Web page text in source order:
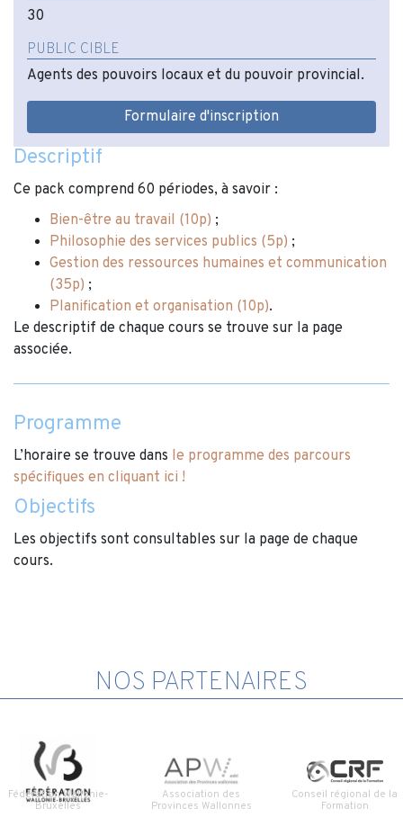
30
PUBLIC CIBLE
Agents des pouvoirs locaux et du pouvoir provincial.
Formulaire d'inscription
Descriptif
Ce pack comprend 60 périodes, à savoir :
Bien-être au travail (10p) ;
Philosophie des services publics (5p) ;
Gestion des ressources humaines et communication
(35p) ;
Planification et organisation (10p).
Le descriptif de chaque cours se trouve sur la page
associée.
Programme
L’horaire se trouve dans le programme des parcours
spécifiques en cliquant ici !
Objectifs
Les objectifs sont consultables sur la page de chaque
cours.
NOS PARTENAIRES
Fédération Wallonie-
Bruxelles
Association des
Provinces Wallonnes
Conseil régional de la
Formation